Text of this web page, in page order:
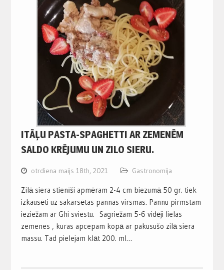
ITĀĻU PASTA-SPAGHETTI AR ZEMENĒM
SALDO KRĒJUMU UN ZILO SIERU.
otrdiena maijs 18th, 2021 Gastronomija
Zilā siera stienīši apmēram 2-4 cm biezumā 50 gr. tiek
izkausēti uz sakarsētas pannas virsmas. Pannu pirmstam
ieziežam ar Ghi sviestu. Sagriežam 5-6 vidēji lielas
zemenes , kuras apcepam kopā ar pakusušo zilā siera
massu. Tad pielejam klāt 200. ml…